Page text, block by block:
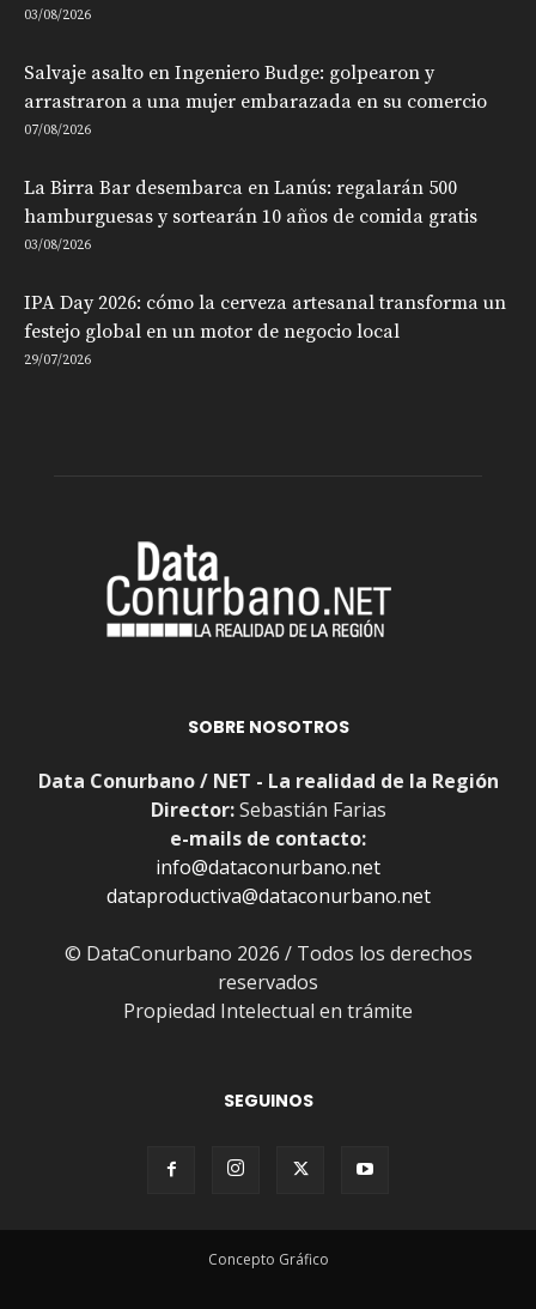
03/08/2026
Salvaje asalto en Ingeniero Budge: golpearon y
arrastraron a una mujer embarazada en su comercio
07/08/2026
La Birra Bar desembarca en Lanús: regalarán 500
hamburguesas y sortearán 10 años de comida gratis
03/08/2026
IPA Day 2026: cómo la cerveza artesanal transforma un
festejo global en un motor de negocio local
29/07/2026
SOBRE NOSOTROS
Data Conurbano / NET - La realidad de la Región
Director:Sebastián Farias
e-mails de contacto:
info@dataconurbano.net
dataproductiva@dataconurbano.net
© DataConurbano 2026 / Todos los derechos
reservados
Propiedad Intelectual en trámite
SEGUINOS
Concepto Gráfico